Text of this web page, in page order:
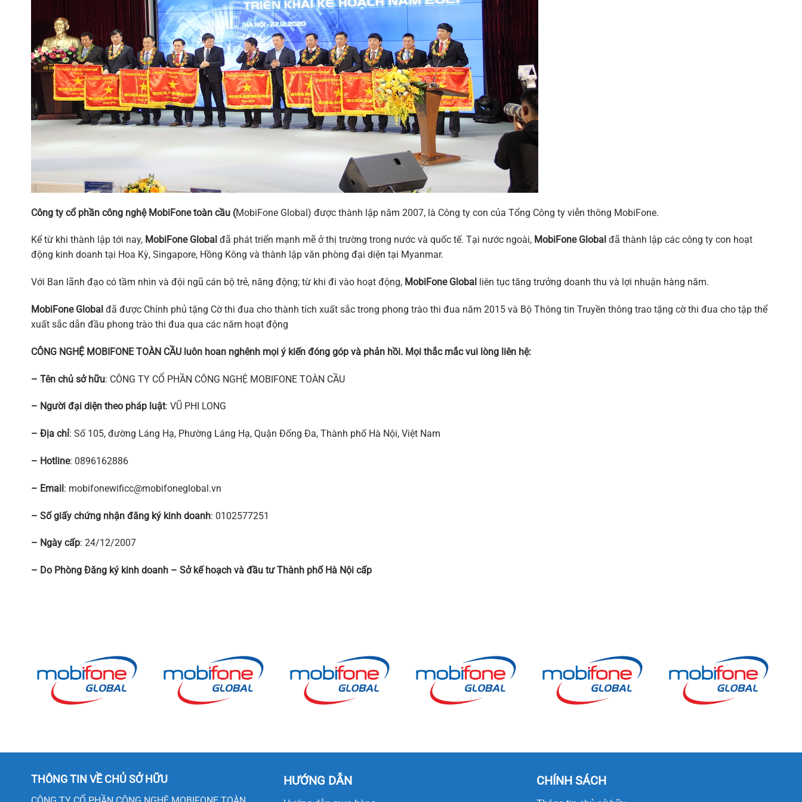
Công ty cổ phần công nghệ MobiFone toàn cầu (MobiFone Global) được thành lập năm 2007, là Công ty con của Tổng Công ty viễn thông MobiFone.
Kể từ khi thành lập tới nay, MobiFone Global đã phát triển mạnh mẽ ở thị trường trong nước và quốc tế. Tại nước ngoài, MobiFone Global đã thành lập các công ty con hoạt
động kinh doanh tại Hoa Kỳ, Singapore, Hồng Kông và thành lập văn phòng đại diện tại Myanmar.
Với Ban lãnh đạo có tầm nhìn và đội ngũ cán bộ trẻ, năng động; từ khi đi vào hoạt động, MobiFone Global liên tục tăng trưởng doanh thu và lợi nhuận hàng năm.
MobiFone Global đã được Chính phủ tặng Cờ thi đua cho thành tích xuất sắc trong phong trào thi đua năm 2015 và Bộ Thông tin Truyền thông trao tặng cờ thi đua cho tập thể
xuất sắc dẫn đầu phong trào thi đua qua các năm hoạt động
CÔNG NGHỆ MOBIFONE TOÀN CẦU luôn hoan nghênh mọi ý kiến đóng góp và phản hồi. Mọi thắc mắc vui lòng liên hệ:
– Tên chủ sở hữu: CÔNG TY CỔ PHẦN CÔNG NGHỆ MOBIFONE TOÀN CẦU
– Người đại diện theo pháp luật: VŨ PHI LONG
– Địa chỉ: Số 105, đường Láng Hạ, Phường Láng Hạ, Quận Đống Đa, Thành phố Hà Nội, Việt Nam
– Hotline: 0896162886
– Email: mobifonewificc@mobifoneglobal.vn
– Số giấy chứng nhận đăng ký kinh doanh: 0102577251
– Ngày cấp: 24/12/2007
– Do Phòng Đăng ký kinh doanh – Sở kế hoạch và đầu tư Thành phố Hà Nội cấp
THÔNG TIN VỀ CHỦ SỞ HỮU HƯỚNG DẪN CHÍNH SÁCH